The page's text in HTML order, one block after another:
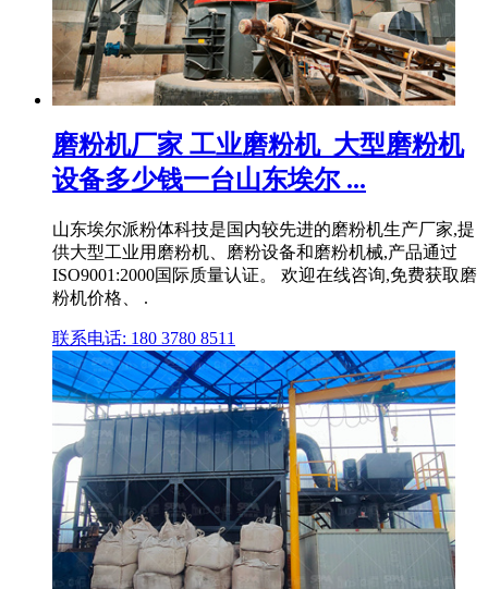
磨粉机厂家 工业磨粉机_大型磨粉机
设备多少钱一台山东埃尔 ...
山东埃尔派粉体科技是国内较先进的磨粉机生产厂家,提
供大型工业用磨粉机、磨粉设备和磨粉机械,产品通过
ISO9001:2000国际质量认证。 欢迎在线咨询,免费获取磨
粉机价格、 .
联系电话: 180 3780 8511